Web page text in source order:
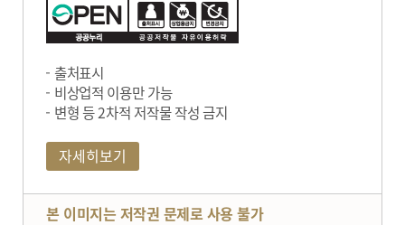
출처표시
비상업적 이용만 가능
변형 등 2차적 저작물 작성 금지
자세히보기
본 이미지는 저작권 문제로 사용 불가